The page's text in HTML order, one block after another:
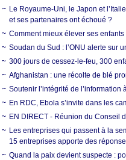
Le Royaume-Uni, le Japon et
et ses partenaires ont échoué ?
Comment mieux élever ses
Soudan du Sud : l’ONU alerte sur
300 jours de cessez-le-feu, 300
Afghanistan : une récolte de blé
Soutenir l’intégrité de
En RDC, Ebola s’invite dans les
EN DIRECT - Réunion du Conseil
Les entreprises qui passent à la
15 entreprises apporte des
Quand la paix devient suspecte :